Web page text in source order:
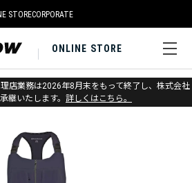
STORECORPORATE
ONLINE STORE
店業務は2026年8月末をもって終了し、株式会社
継いたします。 詳しくはこちら。
レル メンズ